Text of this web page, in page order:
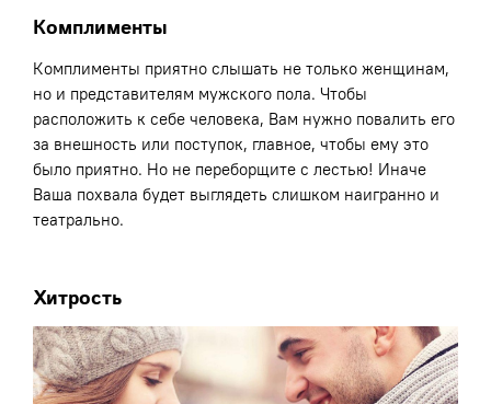
Комплименты
Комплименты приятно слышать не только женщинам,
но и представителям мужского пола. Чтобы
расположить к себе человека, Вам нужно повалить его
за внешность или поступок, главное, чтобы ему это
было приятно. Но не переборщите с лестью! Иначе
Ваша похвала будет выглядеть слишком наигранно и
театрально.
Хитрость